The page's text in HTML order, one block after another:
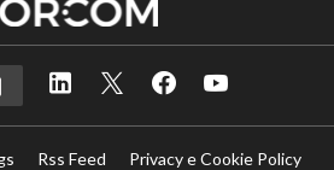
Rss Feed
Privacy e Cookie Policy